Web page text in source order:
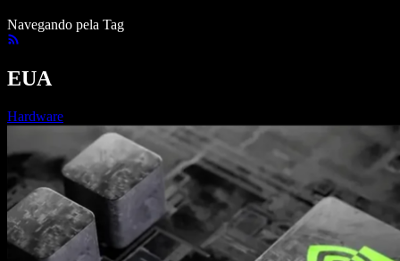
Navegando pela Tag
EUA
Hardware